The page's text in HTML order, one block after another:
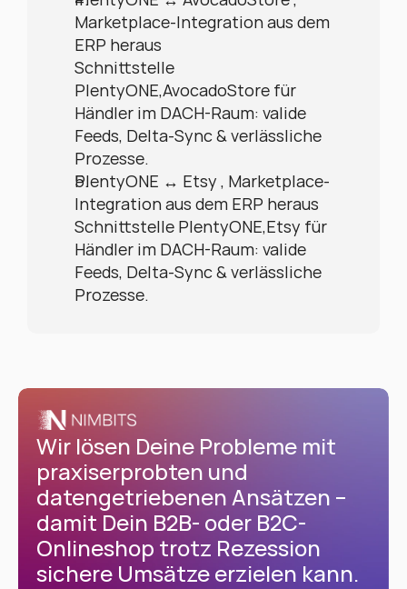
Marketplace-Integration aus dem
ERP heraus
Schnittstelle
PlentyONE,AvocadoStore für
Händler im DACH-Raum: valide
Feeds, Delta-Sync & verlässliche
Prozesse.
PlentyONE ↔ Etsy , Marketplace-
Integration aus dem ERP heraus
Schnittstelle PlentyONE,Etsy für
Händler im DACH-Raum: valide
Feeds, Delta-Sync & verlässliche
Prozesse.
Wir lösen Deine Probleme mit
praxiserprobten und
datengetriebenen Ansätzen –
damit Dein B2B- oder B2C-
Onlineshop trotz Rezession
sichere Umsätze erzielen kann.